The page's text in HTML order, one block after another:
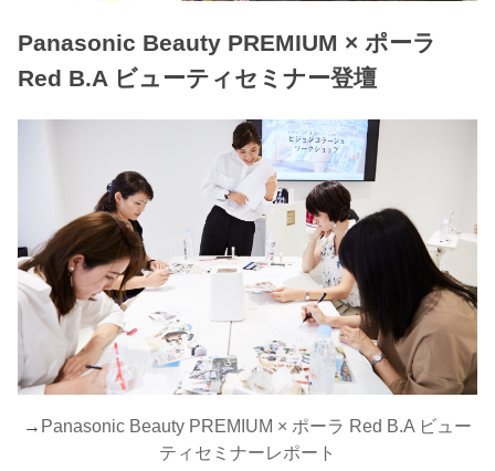
Panasonic Beauty PREMIUM × ポーラ
Red B.A ビューティセミナー登壇
→ Panasonic Beauty PREMIUM × ポーラ Red B.A ビュー
ティセミナーレポート